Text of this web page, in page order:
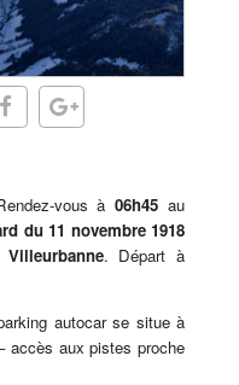
vous à06h45 au
du 11 novembre 1918
. Départ à
autocar se situe à
accès aux pistes proche